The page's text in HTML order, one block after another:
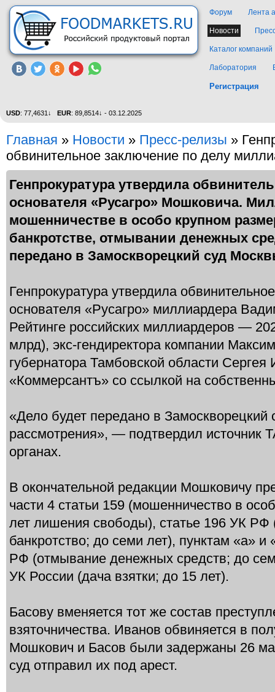
Форум Лента
Новости
Каталог компаний
Лаборатория
Регистрация
USD: 77,4631↓ EUR: 89,8514↓ - 03.12.2025
Главная » Новости » Пресс-релизы »
обвинительное заключение по делу
Генпрокуратура утвердила
основателя «Русагро» Мошковича.
мошенничестве в особо крупном
банкротстве, отмывании денежных
передано в Замоскворецкий суд
Генпрокуратура утвердила
основателя «Русагро» миллиардера
Рейтинге российских миллиардеров —
млрд), экс-гендиректора компании
губернатора Тамбовской области
«Коммерсантъ» со ссылкой на
«Дело будет передано в
рассмотрения», — подтвердил источник
органах.
В окончательной редакции Мошковичу
части 4 статьи 159 (мошенничество в
лет лишения свободы), статье 196 УК РФ
банкротство; до семи лет), пунктам «а» и
РФ (отмывание денежных средств; до
УК России (дача взятки; до 15 лет).
Басову вменяется тот же состав
взяточничества. Иванов обвиняется в
Мошкович и Басов были задержаны 26
суд отправил их под арест.